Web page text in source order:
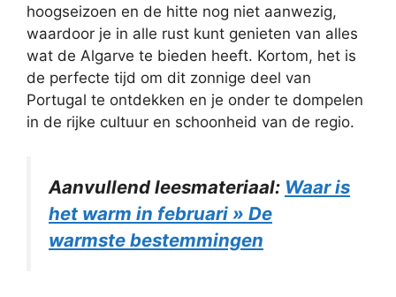
hoogseizoen en de hitte nog niet aanwezig,
waardoor je in alle rust kunt genieten van alles
wat de Algarve te bieden heeft. Kortom, het is
de perfecte tijd om dit zonnige deel van
Portugal te ontdekken en je onder te dompelen
in de rijke cultuur en schoonheid van de regio.
Aanvullend leesmateriaal: Waar is
het warm in februari » De
warmste bestemmingen